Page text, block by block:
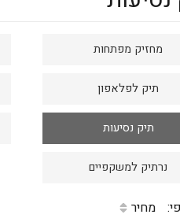
אמבטיה
באק טו סקול
בובות
בישום ונרות
בעלי חיים
בקבוקים
מחזיק מפתחות
תיק לפלאפון
תיק נסיעות
נרתיק למשקפיים
מחיר